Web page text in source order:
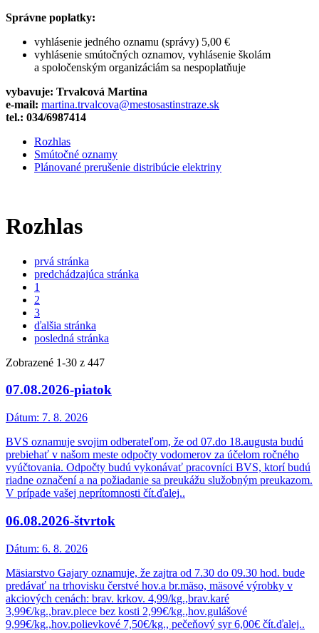
Správne poplatky:
vyhlásenie jedného oznamu (správy) 5,00 €
vyhlásenie smútočných oznamov, vyhlásenie školám
a spoločenským organizáciám sa nespoplatňuje
vybavuje: Trvalcová Martina
e-mail: martina.trvalcova@mestosastinstraze.sk
tel.: 034/6987414
Rozhlas
Smútočné oznamy
Plánované prerušenie distribúcie elektriny
Rozhlas
prvá stránka
predchádzajúca stránka
1
2
3
ďalšia stránka
posledná stránka
Zobrazené 1-30 z 447
07.08.2026-piatok
Dátum: 7. 8. 2026
BVS oznamuje svojim odberateľom, že od 07.do 18.augusta budú
prebiehať v našom meste odpočty vodomerov za účelom ročného
vyúčtovania. Odpočty budú vykonávať pracovníci BVS, ktorí budú
riadne označení a na požiadanie sa preukážu služobným preukazom.
V prípade vašej neprítomnosti čít.ďalej..
06.08.2026-štvrtok
Dátum: 6. 8. 2026
Mäsiarstvo Gajary oznamuje, že zajtra od 7.30 do 09.30 hod. bude
predávať na trhovisku čerstvé hov.a br.mäso, mäsové výrobky v
akciových cenách: brav. krkov. 4,99/kg.,brav.karé
3,99€/kg.,brav.plece bez kosti 2,99€/kg.,hov.gulášové
9,99€/kg.,hov.polievkové 7,50€/kg., pečeňový syr 6,00€ čít.ďalej..